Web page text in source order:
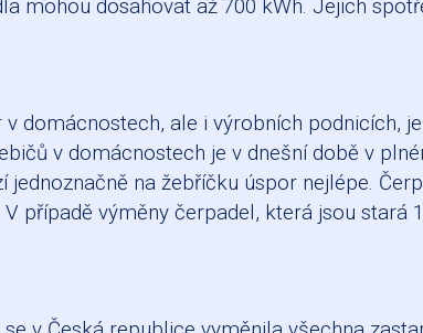
mohou dosahovat až 700 kWh. Jejich
domácnostech, ale i výrobních podnicích,
v domácnostech je v dnešní době v
na žebříčku úspor nejlépe.
případě výměny čerpadel, která jsou stará